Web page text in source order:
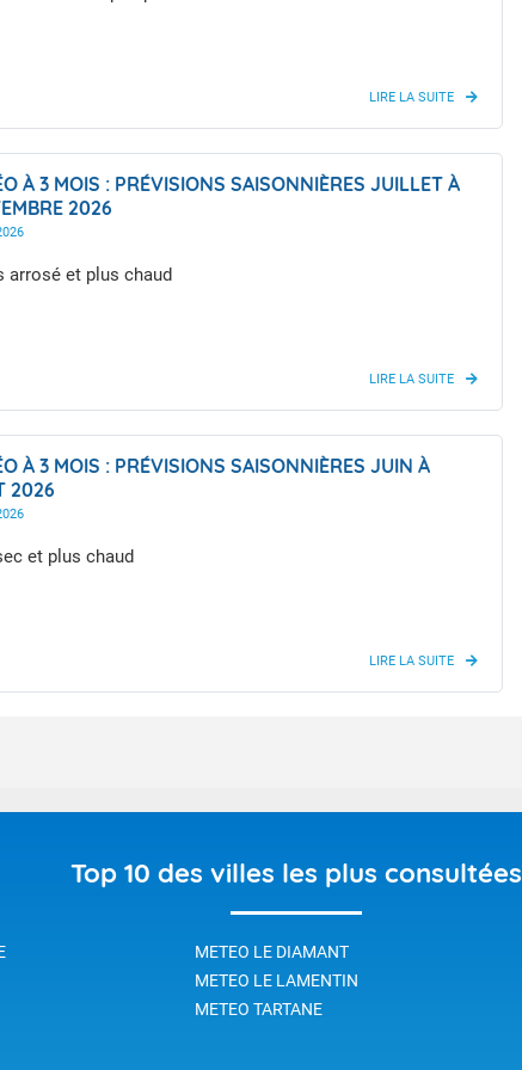
À 3 MOIS : PRÉVISIONS SAISONNIÈRES JUILLET À
2026
arrosé et plus chaud
À 3 MOIS : PRÉVISIONS SAISONNIÈRES JUIN À
2026
et plus chaud
Moins arrosé et un peu plus chaud
Top 10 des villes les plus consultées
METEO LE DIAMANT
METEO LE LAMENTIN
METEO TARTANE